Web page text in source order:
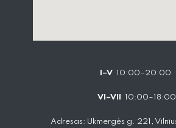
I–V 10:00–20:00
VI–VII 10:00–18:00
Adresas: Ukmergės g. 221,